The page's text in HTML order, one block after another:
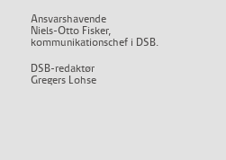
Ansvarshavende
Niels-Otto Fisker,
kommunikationschef i DSB.
DSB-redaktør
Gregers Lohse